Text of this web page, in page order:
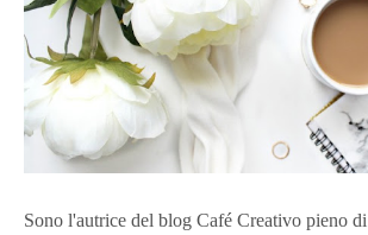
Sono l'autrice del blog Café Creativo pieno